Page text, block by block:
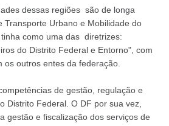
dessas regiões são de longa
Urbano e Mobilidade do
como uma das diretrizes:
do Distrito Federal e Entorno", com
outros entes da federação.
de gestão, regulação e
Distrito Federal. O DF por sua vez,
gestão e fiscalização dos serviços de